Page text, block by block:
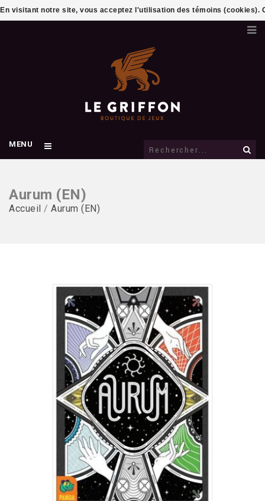
MENU
Aurum (EN)
Accueil / Aurum (EN)
En visitant notre site, vous acceptez l'utilisation des témoins